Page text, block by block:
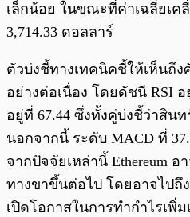
เล็กน้อย ในขณะที่ค่าเฉลี่ยเค
3,714.33 ดอลลาร์
ตัวบ่งชี้ทางเทคนิคชี้ให้เห็นถึง
อย่างต่อเนื่อง โดยดัชนี RSI อ
อยู่ที่ 67.44 ซึ่งทั้งคู่บ่งชี้ว่าสิน
นอกจากนี้ ระดับ MACD ที่
จากปัจจัยเหล่านี้ Ethereum อ
ทางขาขึ้นต่อไป โดยอาจไปถึ
เปิดโอกาสในการทำกำไรเพิ่ม